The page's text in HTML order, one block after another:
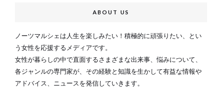
ABOUT US
ノーツマルシェは人生を楽しみたい！積極的に頑張りたい、とい
う女性を応援するメディアです。
女性が暮らしの中で直面するさまざまな出来事、悩みについて、
各ジャンルの専門家が、その経験と知識を生かして有益な情報や
アドバイス、ニュースを発信していきます。